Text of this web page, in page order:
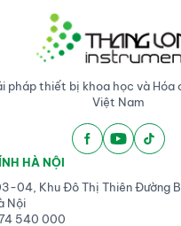
pháp thiết bị khoa học và
Việt Nam
HÀ NỘI
04, Khu Đô Thị Thiên Đường
Nội
540 000